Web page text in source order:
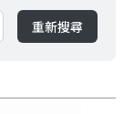
重新搜尋